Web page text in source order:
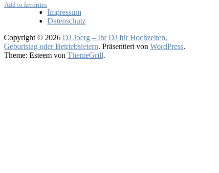
Add to favorites
Impressum
Datenschutz
Copyright © 2026 DJ Joerg – Ihr DJ für Hochzeiten,
Geburtstag oder Betriebsfeiern. Präsentiert von WordPress.
Theme: Esteem von ThemeGrill.